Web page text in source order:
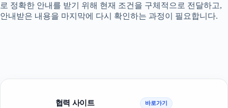
로 정확한 안내를 받기 위해 현재 조건을 구체적으로 전달하고,
안내받은 내용을 마지막에 다시 확인하는 과정이 필요합니다.
협력 사이트 바로가기